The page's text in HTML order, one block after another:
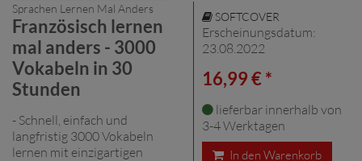
Sprachen Lernen Mal Anders
Französisch lernen
mal anders - 3000
Vokabeln in 30
Stunden
- Schnell, einfach und
langfristig 3000 Vokabeln
lernen mit einzigartigen
SOFTCOVER
Erscheinungsdatum:
23.08.2022
16,99 € *
lieferbar innerhalb von
3-4 Werktagen
In den Warenkorb